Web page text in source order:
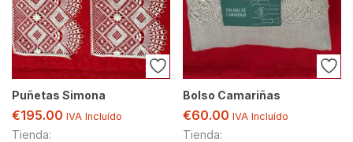
Puñetas Simona
€195.00 IVA Incluído
Tienda:
Bolso Camariñas
€60.00 IVA Incluído
Tienda: